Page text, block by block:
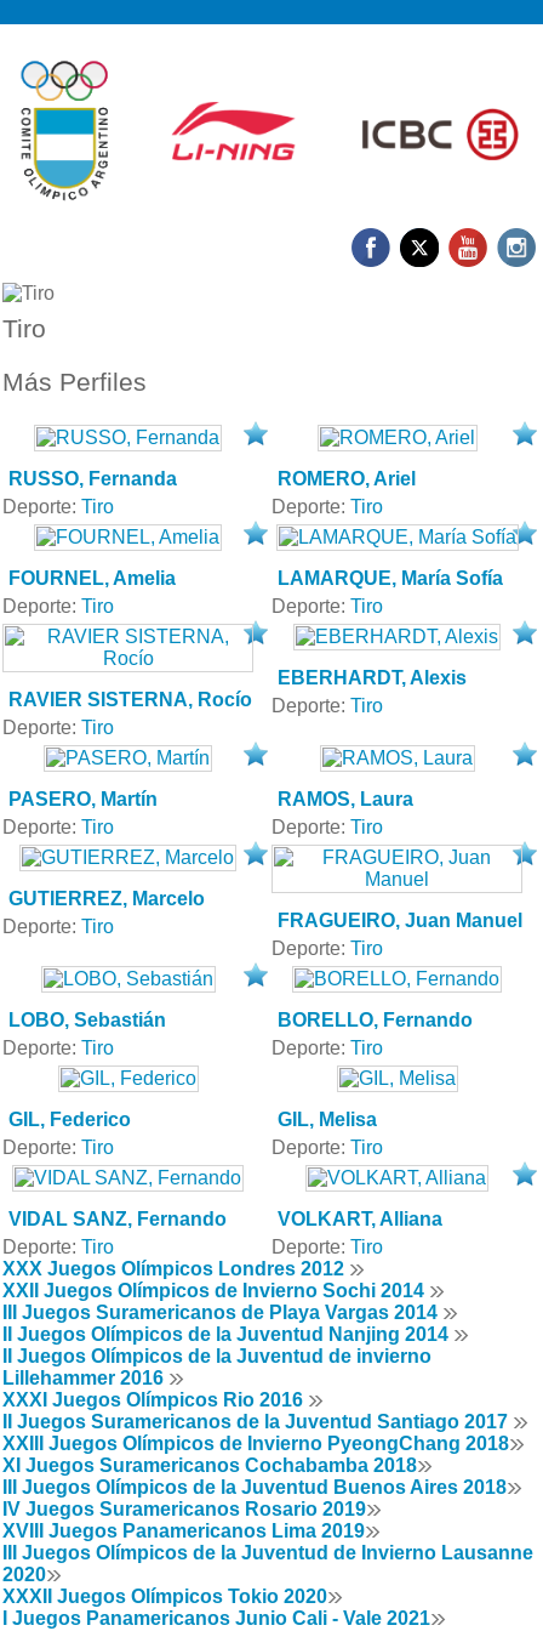
Tiro
Más Perfiles
RUSSO, Fernanda
Deporte: Tiro
ROMERO, Ariel
Deporte: Tiro
FOURNEL, Amelia
Deporte: Tiro
LAMARQUE, María Sofía
Deporte: Tiro
RAVIER SISTERNA, Rocío
Deporte: Tiro
EBERHARDT, Alexis
Deporte: Tiro
PASERO, Martín
Deporte: Tiro
RAMOS, Laura
Deporte: Tiro
GUTIERREZ, Marcelo
Deporte: Tiro FRAGUEIRO, Juan Manuel
Deporte: Tiro
LOBO, Sebastián
Deporte: Tiro
BORELLO, Fernando
Deporte: Tiro
GIL, Federico
Deporte: Tiro
GIL, Melisa
Deporte: Tiro
VIDAL SANZ, Fernando
Deporte: Tiro
VOLKART, Alliana
Deporte: Tiro
XXX Juegos Olímpicos Londres 2012
XXII Juegos Olímpicos de Invierno Sochi 2014
III Juegos Suramericanos de Playa Vargas 2014
II Juegos Olímpicos de la Juventud Nanjing 2014
II Juegos Olímpicos de la Juventud de invierno
Lillehammer 2016
XXXI Juegos Olímpicos Rio 2016
II Juegos Suramericanos de la Juventud Santiago 2017
XXIII Juegos Olímpicos de Invierno PyeongChang 2018
XI Juegos Suramericanos Cochabamba 2018
III Juegos Olímpicos de la Juventud Buenos Aires 2018
IV Juegos Suramericanos Rosario 2019
XVIII Juegos Panamericanos Lima 2019
III Juegos Olímpicos de la Juventud de Invierno Lausanne
2020
XXXII Juegos Olímpicos Tokio 2020
I Juegos Panamericanos Junio Cali - Vale 2021